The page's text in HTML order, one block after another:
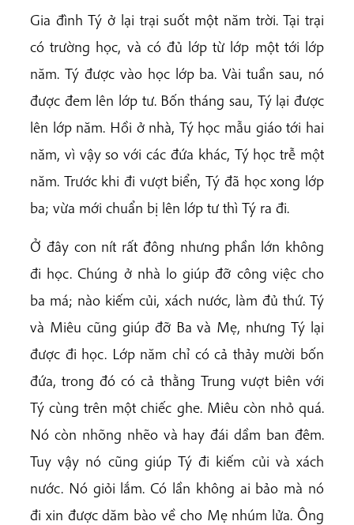
Gia đình Tý ở lại trại suốt một năm trời. Tại trại
có trường học, và có đủ lớp từ lớp một tới lớp
năm. Tý được vào học lớp ba. Vài tuần sau, nó
được đem lên lớp tư. Bốn tháng sau, Tý lại được
lên lớp năm. Hồi ở nhà, Tý học mẫu giáo tới hai
năm, vì vậy so với các đứa khác, Tý học trễ một
năm. Trước khi đi vượt biển, Tý đã học xong lớp
ba; vừa mới chuẩn bị lên lớp tư thì Tý ra đi.
Ở đây con nít rất đông nhưng phần lớn không
đi học. Chúng ở nhà lo giúp đỡ công việc cho
ba má; nào kiếm củi, xách nước, làm đủ thứ. Tý
và Miêu cũng giúp đỡ Ba và Mẹ, nhưng Tý lại
được đi học. Lớp năm chỉ có cả thảy mười bốn
đứa, trong đó có cả thằng Trung vượt biên với
Tý cùng trên một chiếc ghe. Miêu còn nhỏ quá.
Nó còn nhõng nhẽo và hay đái dầm ban đêm.
Tuy vậy nó cũng giúp Tý đi kiếm củi và xách
nước. Nó giỏi lắm. Có lần không ai bảo mà nó
đi xin được dăm bào về cho Mẹ nhúm lửa. Ông